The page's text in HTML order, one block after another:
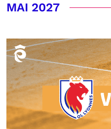
MAI 2027